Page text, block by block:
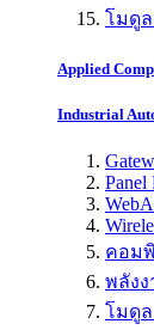
โมดู
Applied
Industrial
Panel
คอม
พลังง
โมดูล